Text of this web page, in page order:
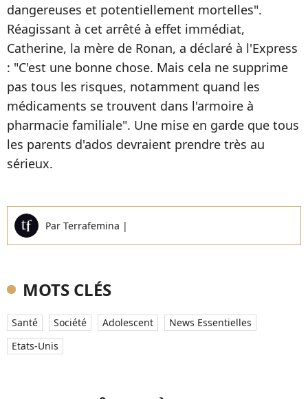
dangereuses et potentiellement mortelles".
Réagissant à cet arrêté à effet immédiat,
Catherine, la mère de Ronan, a déclaré à l'Express
: "C'est une bonne chose. Mais cela ne supprime
pas tous les risques, notamment quand les
médicaments se trouvent dans l'armoire à
pharmacie familiale". Une mise en garde que tous
les parents d'ados devraient prendre très au
sérieux.
Par Terrafemina |
MOTS CLÉS
Santé Société Adolescent
News Essentielles
Etats-Unis